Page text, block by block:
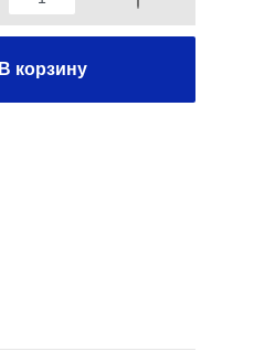
В корзину